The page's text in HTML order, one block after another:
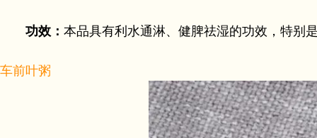
功效： 本品具有利水通淋、健脾祛湿的功效，特别
车前叶粥